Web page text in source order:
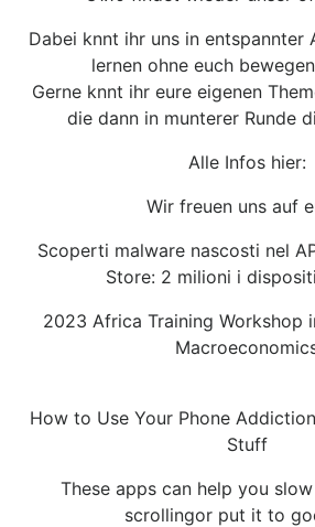
Dabei knnt ihr uns in entspannter
lernen ohne euch
Gerne knnt ihr eure eigenen
die dann in munterer Runde
Alle Infos hier:
Wir freuen uns auf
Scoperti malware nascosti nel
Store: 2 milioni i
2023 Africa Training Workshop
How to Use Your Phone
Stuff
These apps can help you
scrollingor put it to